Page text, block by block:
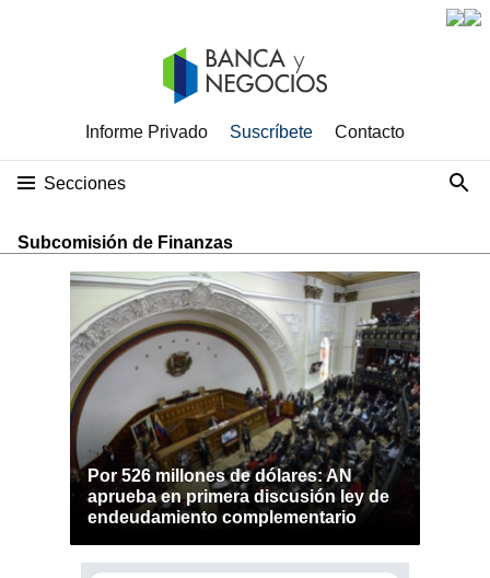
Informe Privado Suscríbete Contacto
Secciones
Subcomisión de Finanzas
Por 526 millones de dólares: AN
aprueba en primera discusión ley de
endeudamiento complementario